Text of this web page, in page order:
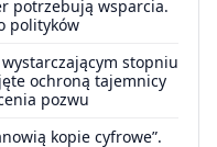
potrzebują wsparcia.
polityków
stopniu
ochroną tajemnicy
pozwu
kopie cyfrowe”.